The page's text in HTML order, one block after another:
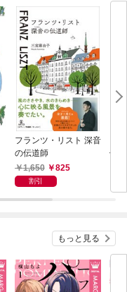
フランツ・リスト 深音
の伝道師
1,650
825
割引
体感
もっと見る